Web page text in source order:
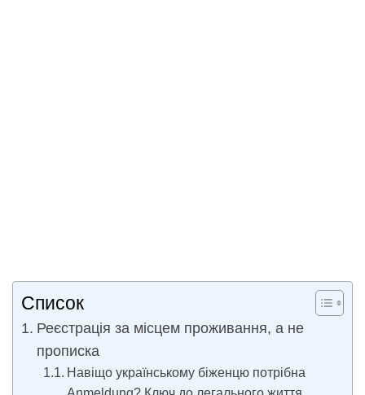
Список
Реєстрація за місцем проживання, а не
прописка
Навіщо українському біженцю потрібна